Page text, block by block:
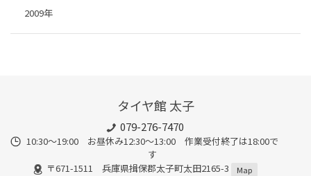
2009年
タイヤ館 太子
079-276-7470
10:30～19:00 お昼休み12:30～13:00 作業受付終了は18:00で
す
〒671-1511 兵庫県揖保郡太子町太田2165-3
Map